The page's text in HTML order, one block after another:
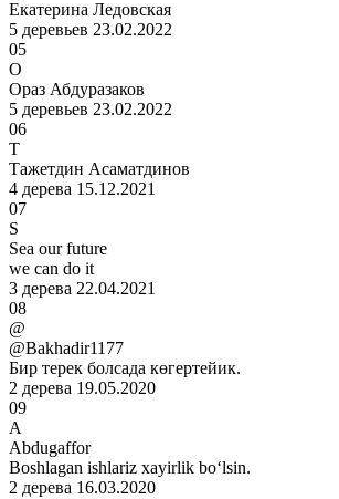
Екатерина Ледовская
5 деревьев 23.02.2022
05
О
Ораз Абдуразаков
5 деревьев 23.02.2022
06
Т
Тажетдин Асаматдинов
4 дерева 15.12.2021
07
S
Sea our future
we can do it
3 дерева 22.04.2021
08
@
@Bakhadir1177
Бир терек болсада көгертейик.
2 дерева 19.05.2020
09
A
Abdugaffor
Boshlagan ishlariz xayirlik boʻlsin.
2 дерева 16.03.2020